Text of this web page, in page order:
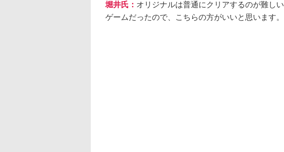
堀井氏： オリジナルは普通にクリアするのが難しい
ゲームだったので、こちらの方がいいと思います。